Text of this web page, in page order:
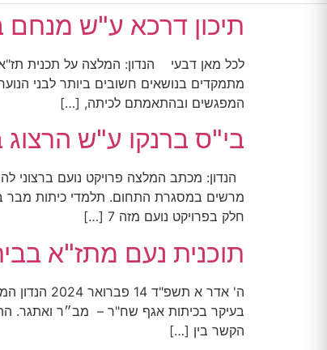
תיכון דרכא ע"ש מנחם בגין,
לכל מאן דבעי הנדון: המלצה על תכנית
מתמקדים בנושאים חשובים ביותר לבני
המפגשים ובהתאמתם לכיתה, […]
בי"ס ברנקו ע"ש הרצוג בית
הנדון: מכתב המלצה פרויקט נועם ברצוני
מרשים במסגרת התחום. תלמדי כיתות מבר
חלק בפרויקט נועם מזה 7 […]
תוכנית נעם מתז"א בבית
‏ה' אדר א
בעיקר בכיתות אגף שח"ר – מב״ר ואתגר.
הקשר בין […]